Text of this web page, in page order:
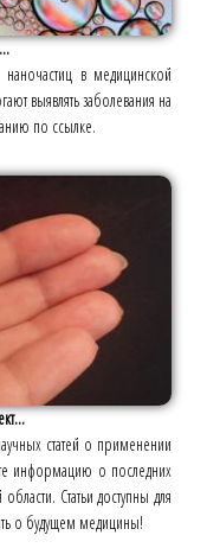
в медицинской
выявлять заболевания на
по ссылке.
статей о применении
информацию о последних
Статьи доступны для
о будущем медицины!